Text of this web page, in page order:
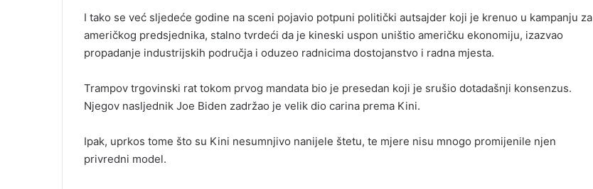
I tako se već sljedeće godine na sceni pojavio potpuni politički autsajder koji je krenuo u kampanju za
američkog predsjednika, stalno tvrdeći da je kineski uspon uništio američku ekonomiju, izazvao
propadanje industrijskih područja i oduzeo radnicima dostojanstvo i radna mjesta.
Trampov trgovinski rat tokom prvog mandata bio je presedan koji je srušio dotadašnji konsenzus.
Njegov nasljednik Joe Biden zadržao je velik dio carina prema Kini.
Ipak, uprkos tome što su Kini nesumnjivo nanijele štetu, te mjere nisu mnogo promijenile njen
privredni model.